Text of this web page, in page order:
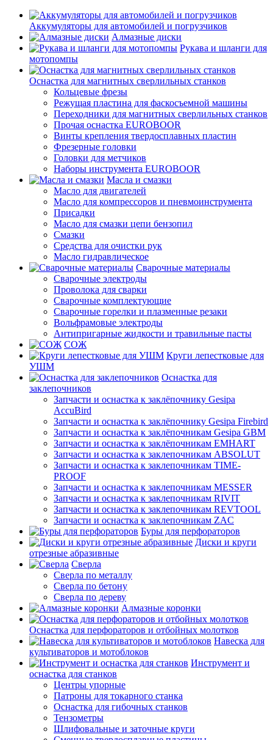
Аккумуляторы для автомобилей и погрузчиков
Алмазные диски
Рукава и шланги для
мотопомпы
Оснастка для магнитных сверлильных станков
Кольцевые фрезы
Режущая пластина для фаскосъемной машины
Переходники для магнитных сверлильных станков
Прочая оснастка EUROBOOR
Винты крепления твердосплавных пластин
Фрезерные головки
Головки для метчиков
Наборы инструмента EUROBOOR
Масла и смазки
Масло для двигателей
Масло для компрессоров и пневмоинструмента
Присадки
Масло для смазки цепи бензопил
Смазки
Средства для очистки рук
Масло гидравлическое
Сварочные материалы
Сварочные электроды
Проволока для сварки
Сварочные комплектующие
Сварочные горелки и плазменные резаки
Вольфрамовые электроды
Антипригарные жидкости и травильные пасты
СОЖ
Круги лепестковые для
УШМ
Оснастка для
заклепочников
Запчасти и оснастка к заклёпочнику Gesipa
AccuBird
Запчасти и оснастка к заклёпочнику Gesipa Firebird
Запчасти и оснастка к заклёпочникам Gesipa GBM
Запчасти и оснастка к заклёпочникам EMHART
Запчасти и оснастка к заклепочникам ABSOLUT
Запчасти и оснастка к заклепочникам TIME-
PROOF
Запчасти и оснастка к заклепочникам MESSER
Запчасти и оснастка к заклепочникам RIVIT
Запчасти и оснастка к заклепочникам REVTOOL
Запчасти и оснастка к заклепочникам ZAC
Буры для перфораторов
Диски и круги
отрезные абразивные
Сверла
Сверла по металлу
Сверла по бетону
Сверла по дереву
Алмазные коронки
Оснастка для перфораторов и отбойных молотков
Навеска для
культиваторов и мотоблоков
Инструмент и
оснастка для станков
Центры упорные
Патроны для токарного станка
Оснастка для гибочных станков
Тензометры
Шлифовальные и заточные круги